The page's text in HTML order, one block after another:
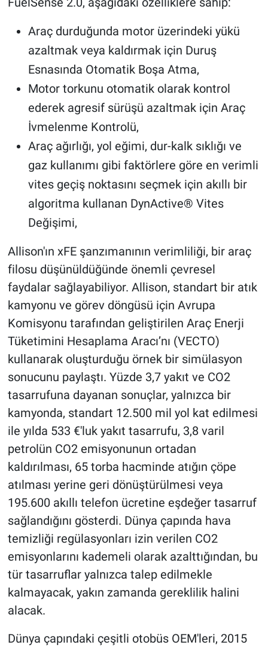
Araç durduğunda motor üzerindeki yükü
azaltmak veya kaldırmak için Duruş
Esnasında Otomatik Boşa Atma,
Motor torkunu otomatik olarak kontrol
ederek agresif sürüşü azaltmak için Araç
İvmelenme Kontrolü,
Araç ağırlığı, yol eğimi, dur-kalk sıklığı ve
gaz kullanımı gibi faktörlere göre en verimli
vites geçiş noktasını seçmek için akıllı bir
algoritma kullanan DynActive® Vites
Değişimi,
Allison'ın xFE şanzımanının verimliliği, bir araç
filosu düşünüldüğünde önemli çevresel
faydalar sağlayabiliyor. Allison, standart bir atık
kamyonu ve görev döngüsü için Avrupa
Komisyonu tarafından geliştirilen Araç Enerji
Tüketimini Hesaplama Aracı’nı (VECTO)
kullanarak oluşturduğu örnek bir simülasyon
sonucunu paylaştı. Yüzde 3,7 yakıt ve CO2
tasarrufuna dayanan sonuçlar, yalnızca bir
kamyonda, standart 12.500 mil yol kat edilmesi
ile yılda 533 €'luk yakıt tasarrufu, 3,8 varil
petrolün CO2 emisyonunun ortadan
kaldırılması, 65 torba hacminde atığın çöpe
atılması yerine geri dönüştürülmesi veya
195.600 akıllı telefon ücretine eşdeğer tasarruf
sağlandığını gösterdi. Dünya çapında hava
temizliği regülasyonları izin verilen CO2
emisyonlarını kademeli olarak azalttığından, bu
tür tasarruflar yalnızca talep edilmekle
kalmayacak, yakın zamanda gereklilik halini
alacak.
Dünya çapındaki çeşitli otobüs OEM'leri, 2015